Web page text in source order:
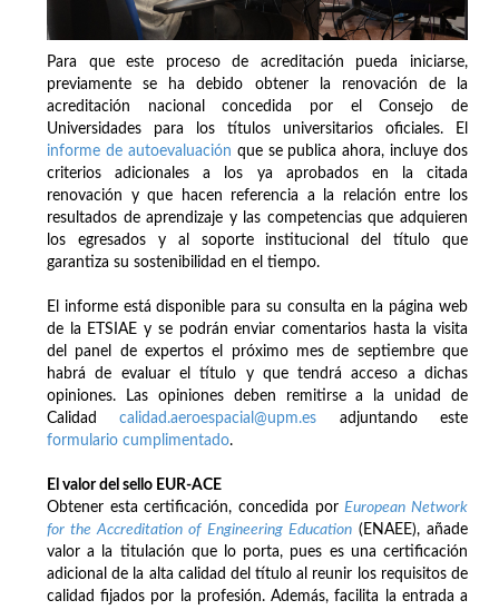
Para que este proceso de acreditación pueda iniciarse,
previamente se ha debido obtener la renovación de la
acreditación nacional concedida por el Consejo de
Universidades para los títulos universitarios oficiales. El
informe de autoevaluación que se publica ahora, incluye dos
criterios adicionales a los ya aprobados en la citada
renovación y que hacen referencia a la relación entre los
resultados de aprendizaje y las competencias que adquieren
los egresados y al soporte institucional del título que
garantiza su sostenibilidad en el tiempo.
El informe está disponible para su consulta en la página web
de la ETSIAE y se podrán enviar comentarios hasta la visita
del panel de expertos el próximo mes de septiembre que
habrá de evaluar el título y que tendrá acceso a dichas
opiniones. Las opiniones deben remitirse a la unidad de
Calidadcalidad.aeroespacial@upm.es adjuntando este
formulario cumplimentado.
El valor del sello EUR-ACE
Obtener esta certificación, concedida porEuropean Network
for the Accreditation of Engineering Education(ENAEE), añade
valor a la titulación que lo porta, pues es una certificación
adicional de la alta calidad del título al reunir los requisitos de
calidad fijados por la profesión. Además, facilita la entrada a